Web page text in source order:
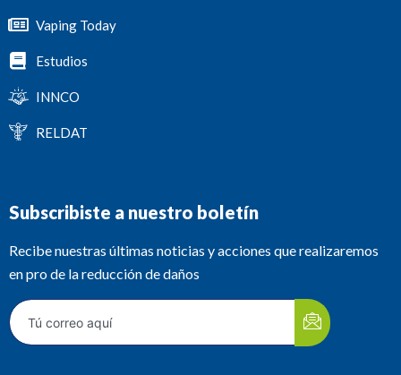
Vaping Today
Estudios
INNCO
RELDAT
Subscribiste a nuestro boletín
Recibe nuestras últimas noticias y acciones que realizaremos
en pro de la reducción de daños